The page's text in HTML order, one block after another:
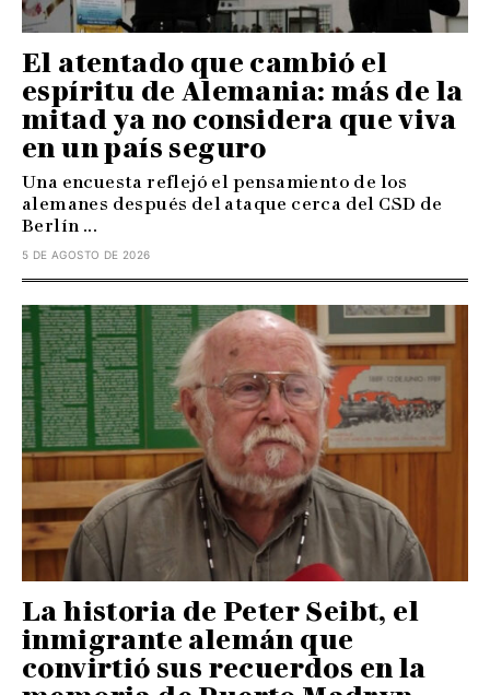
El atentado que cambió el
espíritu de Alemania: más de la
mitad ya no considera que viva
en un país seguro
Una encuesta reflejó el pensamiento de los
alemanes después del ataque cerca del CSD de
Berlín ...
5 DE AGOSTO DE 2026
La historia de Peter Seibt, el
inmigrante alemán que
convirtió sus recuerdos en la